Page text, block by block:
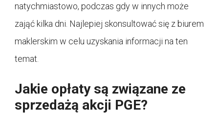
natychmiastowo, podczas gdy w innych może
zająć kilka dni. Najlepiej skonsultować się z biurem
maklerskim w celu uzyskania informacji na ten
temat.
Jakie opłaty są związane ze
sprzedażą akcji PGE?